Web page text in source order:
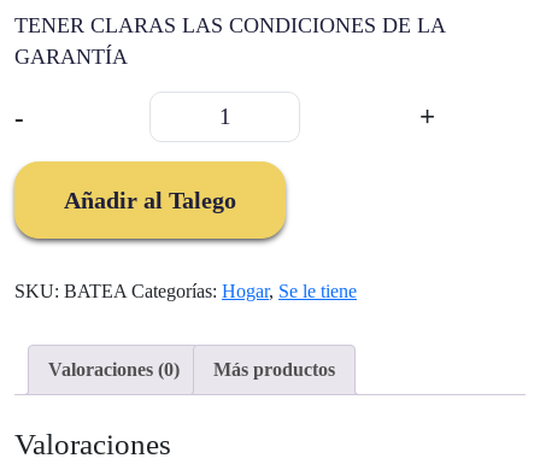
TENER CLARAS LAS CONDICIONES DE LA
GARANTÍA
-
Silla
Batea
Metalica
cantidad
+
Añadir al Talego
SKU: BATEA Categorías: Hogar, Se le tiene
Valoraciones (0) Más productos
Valoraciones